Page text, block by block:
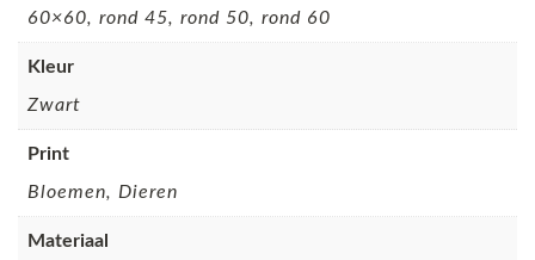
60×60, rond 45, rond 50, rond 60
Kleur
Zwart
Print
Bloemen, Dieren
Materiaal